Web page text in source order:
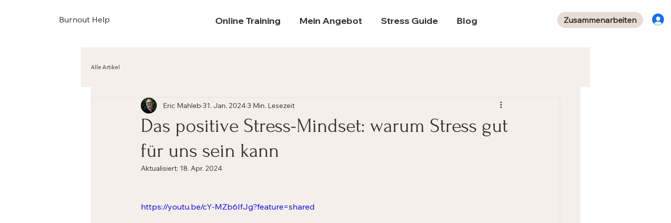
Burnout Help Online Training Mein Angebot Stress Guide Blog Zusammenarbeiten
Alle Artikel
Das positive Stress-Mindset: warum Stress gut
für uns sein kann
Eric Mahleb 31. Jan. 20243 Min. Lesezeit
Aktualisiert: 18. Apr. 2024
https://youtu.be/cY-MZb6IfJg?feature=shared